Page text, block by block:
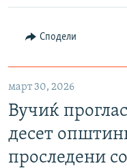
Сподели
март 30, 2026
Вучиќ
десет
проследени